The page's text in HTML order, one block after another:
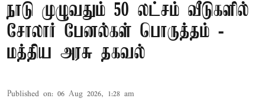
நாடு முழுவதும் 50 லட்சம் வீடுகளில்
சோலார் பேனல்கள் பொருத்தம் -
மத்திய அரசு தகவல்
Published on: 06 Aug 2026, 1:28 am